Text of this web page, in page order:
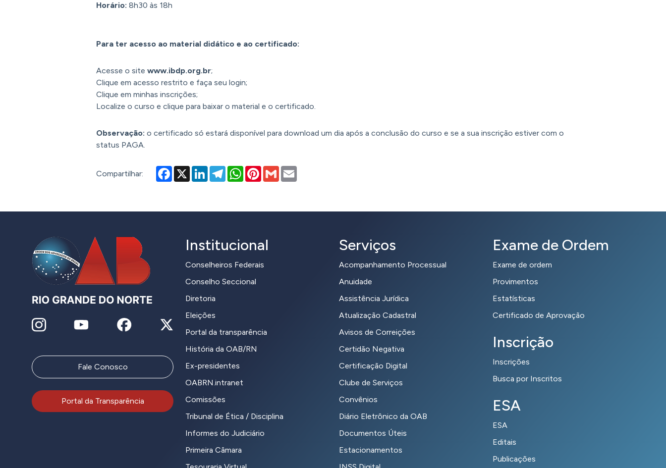
Horário: 8h30 às 18h
Para ter acesso ao material didático e ao certificado:
Acesse o site www.ibdp.org.br;
Clique em acesso restrito e faça seu login;
Clique em minhas inscrições;
Localize o curso e clique para baixar o material e o certificado.
Observação: o certificado só estará disponível para download um dia após a conclusão do curso e se a sua inscrição estiver com o
status PAGA.
Compartilhar: Facebook
X LinkedInTelegramWhatsAppPinterest
Gmail
Fale Conosco
Portal da Transparência
Institucional
Conselheiros Federais
Conselho Seccional
Diretoria
Eleições
Portal da transparência
História da OAB/RN
Ex-presidentes
OABRN.intranet
Comissões
Tribunal de Ética / Disciplina
Informes do Judiciário
Primeira Câmara
Serviços
Acompanhamento Processual
Anuidade
Assistência Jurídica
Atualização Cadastral
Avisos de Correições
Certidão Negativa
Certificação Digital
Clube de Serviços
Convênios
Diário Eletrônico da OAB
Documentos Úteis
Estacionamentos
Exame de Ordem
Exame de ordem
Provimentos
Estatísticas
Certificado de Aprovação
Inscrição
Inscrições
Busca por Inscritos
ESA
ESA
Editais
Publicações